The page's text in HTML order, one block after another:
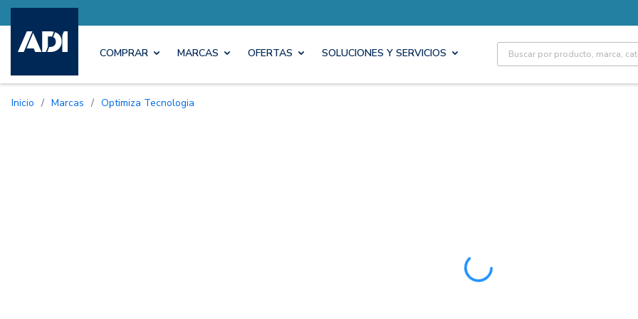
COMPRAR MARCAS OFERTAS SOLUCIONES Y SERVICIOS Site Search
Inicio / Marcas / Optimiza Tecnologia